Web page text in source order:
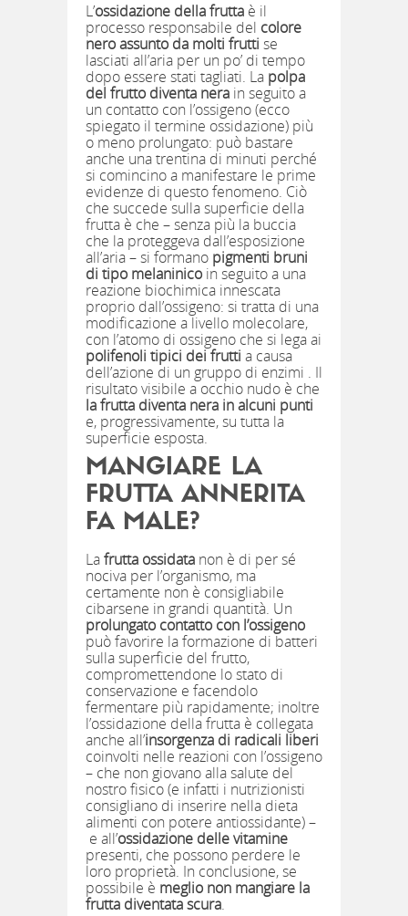
L’ossidazione della frutta è il
processo responsabile del colore
nero assunto da molti frutti se
lasciati all’aria per un po’ di tempo
dopo essere stati tagliati. La polpa
del frutto diventa nera in seguito a
un contatto con l’ossigeno (ecco
spiegato il termine ossidazione) più
o meno prolungato: può bastare
anche una trentina di minuti perché
si comincino a manifestare le prime
evidenze di questo fenomeno. Ciò
che succede sulla superficie della
frutta è che – senza più la buccia
che la proteggeva dall’esposizione
all’aria – si formano pigmenti bruni
di tipo melaninico in seguito a una
reazione biochimica innescata
proprio dall’ossigeno: si tratta di una
modificazione a livello molecolare,
con l’atomo di ossigeno che si lega ai
polifenoli tipici dei frutti a causa
dell’azione di un gruppo di enzimi . Il
risultato visibile a occhio nudo è che
la frutta diventa nera in alcuni punti
e, progressivamente, su tutta la
superficie esposta.
MANGIARE LA
FRUTTA ANNERITA
FA MALE?
Lafrutta ossidata non è di per sé
nociva per l’organismo, ma
certamente non è consigliabile
cibarsene in grandi quantità. Un
prolungato contatto con l’ossigeno
può favorire la formazione di batteri
sulla superficie del frutto,
compromettendone lo stato di
conservazione e facendolo
fermentare più rapidamente; inoltre
l’ossidazione della frutta è collegata
anche all’insorgenza di radicali liberi
coinvolti nelle reazioni con l’ossigeno
– che non giovano alla salute del
nostro fisico (e infatti i nutrizionisti
consigliano di inserire nella dieta
alimenti con potere antiossidante) –
e all’ossidazione delle vitamine
presenti, che possono perdere le
loro proprietà. In conclusione, se
possibile è meglio non mangiare la
frutta diventata scura.